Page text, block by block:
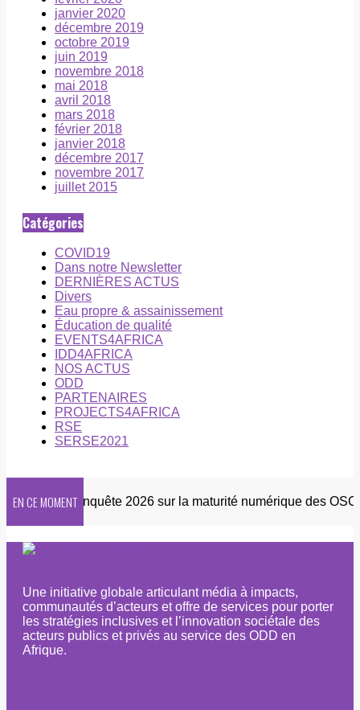
janvier 2020
décembre 2019
octobre 2019
juin 2019
novembre 2018
mai 2018
avril 2018
mars 2018
février 2018
janvier 2018
décembre 2017
novembre 2017
juillet 2015
Catégories
COVID19
Dans notre Newsletter
DERNIÈRES ACTUS
Divers
Eau propre & assainissement
Éducation de qualité
EVENTS4AFRICA
IDD4AFRICA
NOS ACTUS
ODD
PARTENAIRES
PROJECTS4AFRICA
RSE
SERSE2021
EN CE MOMENTEnquête 2026 sur la maturité numérique des OSC
Une initiative globale articulant média à impacts,
communautés d’acteurs et offre de services pour porter
les stratégies inclusives et l’innovation sociétale des
acteurs publics et privés au service des ODD en
Afrique.